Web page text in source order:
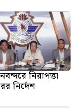
নিরাপত্তা
নির্দেশ